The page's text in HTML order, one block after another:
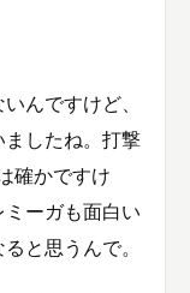
んですけど、
したね。打撃
確かですけ
ーガも面白い
と思うんで。